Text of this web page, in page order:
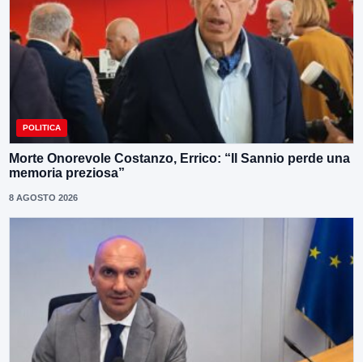
POLITICA
Morte Onorevole Costanzo, Errico: “Il Sannio perde una
memoria preziosa”
8 AGOSTO 2026